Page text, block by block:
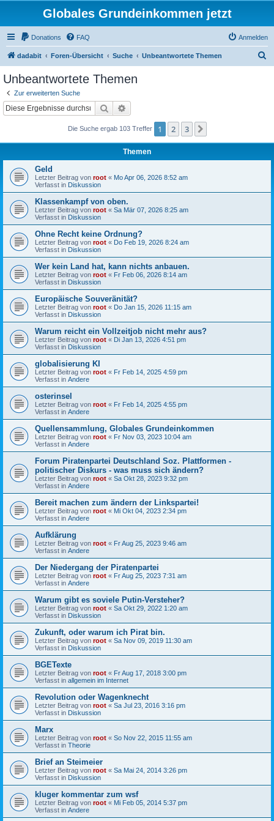
Globales Grundeinkommen jetzt
Donations FAQ Anmelden
dadabit Foren-Übersicht Suche Unbeantwortete Themen
Unbeantwortete Themen
Zur erweiterten Suche
Suche
Die Suche ergab 103 Treffer 1 2 3
Themen
Geld
Letzter Beitrag von root « Mo Apr 06, 2026 8:52 am
Verfasst in Diskussion
Klassenkampf von oben.
Letzter Beitrag von root « Sa Mär 07, 2026 8:25 am
Verfasst in Diskussion
Ohne Recht keine Ordnung?
Letzter Beitrag von root « Do Feb 19, 2026 8:24 am
Verfasst in Diskussion
Wer kein Land hat, kann nichts anbauen.
Letzter Beitrag von root « Fr Feb 06, 2026 8:14 am
Verfasst in Diskussion
Europäische Souveränität?
Letzter Beitrag von root « Do Jan 15, 2026 11:15 am
Verfasst in Diskussion
Warum reicht ein Vollzeitjob nicht mehr aus?
Letzter Beitrag von root « Di Jan 13, 2026 4:51 pm
Verfasst in Diskussion
globalisierung KI
Letzter Beitrag von root « Fr Feb 14, 2025 4:59 pm
Verfasst in Andere
osterinsel
Letzter Beitrag von root « Fr Feb 14, 2025 4:55 pm
Verfasst in Andere
Quellensammlung, Globales Grundeinkommen
Letzter Beitrag von root « Fr Nov 03, 2023 10:04 am
Verfasst in Andere
Forum Piratenpartei Deutschland Soz. Plattformen -
politischer Diskurs - was muss sich ändern?
Letzter Beitrag von root « Sa Okt 28, 2023 9:32 pm
Verfasst in Andere
Bereit machen zum ändern der Linkspartei!
Letzter Beitrag von root « Mi Okt 04, 2023 2:34 pm
Verfasst in Andere
Aufklärung
Letzter Beitrag von root « Fr Aug 25, 2023 9:46 am
Verfasst in Andere
Der Niedergang der Piratenpartei
Letzter Beitrag von root « Fr Aug 25, 2023 7:31 am
Verfasst in Andere
Warum gibt es soviele Putin-Versteher?
Letzter Beitrag von root « Sa Okt 29, 2022 1:20 am
Verfasst in Diskussion
Zukunft, oder warum ich Pirat bin.
Letzter Beitrag von root « Sa Nov 09, 2019 11:30 am
Verfasst in Diskussion
BGETexte
Letzter Beitrag von root « Fr Aug 17, 2018 3:00 pm
Verfasst in allgemein im Internet
Revolution oder Wagenknecht
Letzter Beitrag von root « Sa Jul 23, 2016 3:16 pm
Verfasst in Diskussion
Marx
Letzter Beitrag von root « So Nov 22, 2015 11:55 am
Verfasst in Theorie
Brief an Steimeier
Letzter Beitrag von root « Sa Mai 24, 2014 3:26 pm
Verfasst in Diskussion
kluger kommentar zum wsf
Letzter Beitrag von root « Mi Feb 05, 2014 5:37 pm
Verfasst in Andere